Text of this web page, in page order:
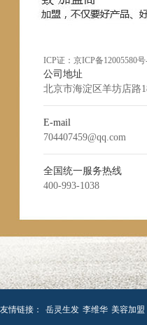
ICP证： 京ICP备12005580号
公司地址
北京市海淀区羊坊店路
E-mail
704407459@qq.com
全国统一服务热线
400-993-1038
友情链接： 岳灵生发 李维华 美容加盟